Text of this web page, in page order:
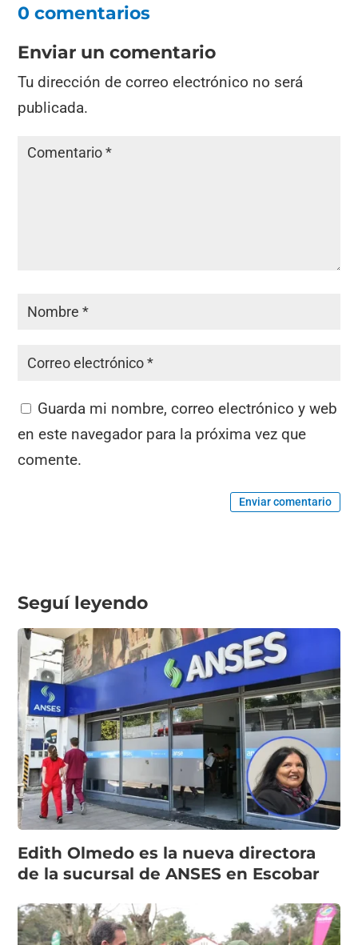
0 comentarios
Enviar un comentario
Tu dirección de correo electrónico no será
publicada.
Guarda mi nombre, correo electrónico y web
en este navegador para la próxima vez que
comente.
Enviar comentario
Seguí leyendo
Edith Olmedo es la nueva directora
de la sucursal de ANSES en Escobar